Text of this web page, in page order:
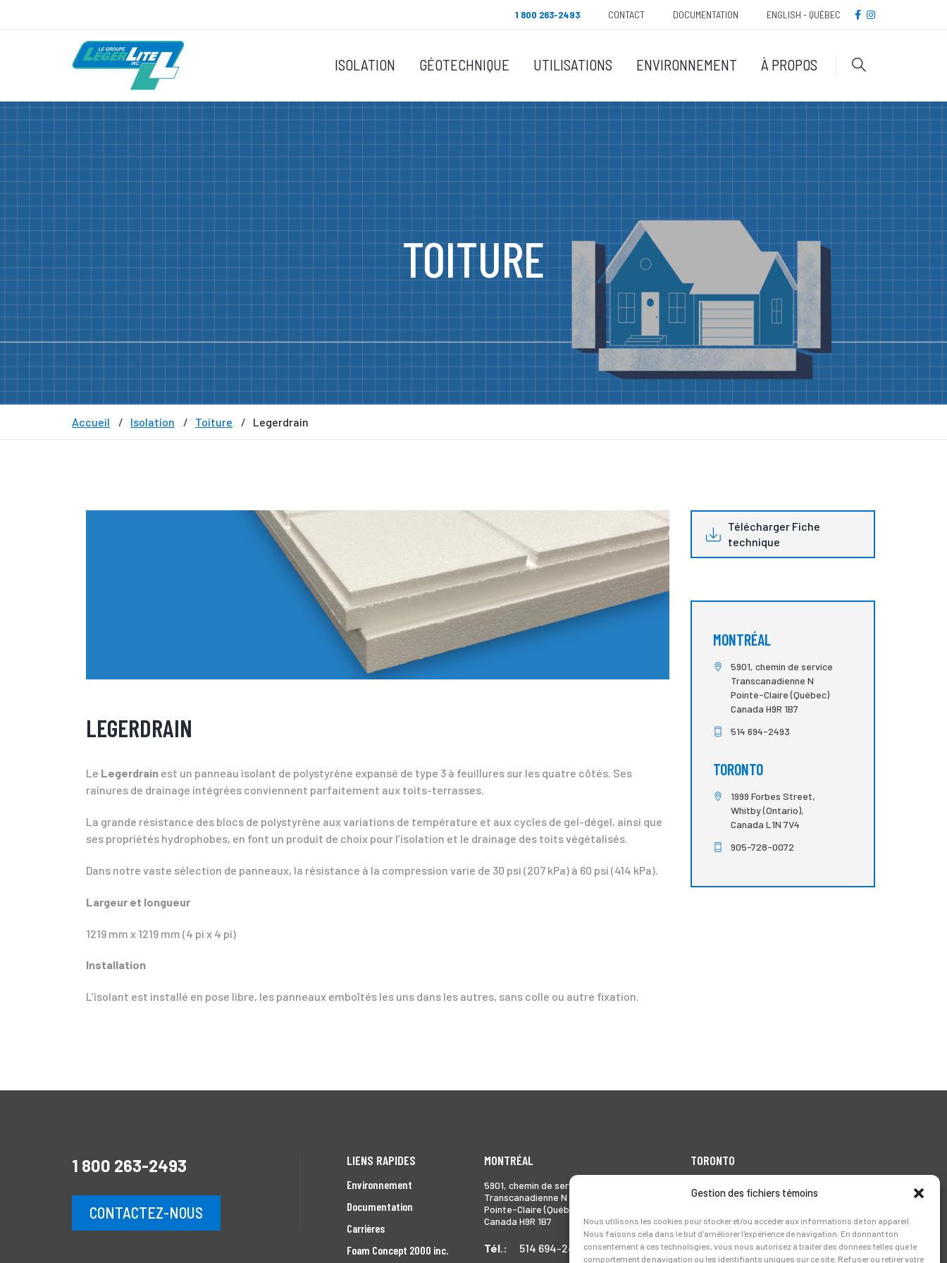
Gestion des fichiers témoins
Nous utilisons les cookies pour stocker et/ou accéder aux informations de ton appareil.
Nous faisons cela dans le but d'améliorer l'expérience de navigation. En donnant ton
consentement à ces technologies, vous nous autorisez à traiter des données telles que le
comportement de navigation ou les identifiants uniques sur ce site. Refuser ou retirer votre
Méta
1 800 263-2493 CONTACT DOCUMENTATION ENGLISH - QUÉBEC FACEBOOK
INSTAGRAM
ISOLATION GÉOTECHNIQUE UTILISATIONS ENVIRONNEMENT À PROPOS
TOITURE
Accueil Isolation Toiture Legerdrain
LEGERDRAIN
Le Legerdrain est un panneau isolant de polystyrène expansé de type 3 à feuillures sur les quatre côtés. Ses
rainures de drainage intégrées conviennent parfaitement aux toits-terrasses.
La grande résistance des blocs de polystyrène aux variations de température et aux cycles de gel-dégel, ainsi que
ses propriétés hydrophobes, en font un produit de choix pour l’isolation et le drainage des toits végétalisés.
Dans notre vaste sélection de panneaux, la résistance à la compression varie de 30 psi (207 kPa) à 60 psi (414 kPa).
Largeur et longueur
1219 mm x 1219 mm (4 pi x 4 pi)
Installation
L’isolant est installé en pose libre, les panneaux emboîtés les uns dans les autres, sans colle ou autre fixation.
Télécharger Fiche
technique
MONTRÉAL
5901, chemin de service
Transcanadienne N
Pointe-Claire (Québec)
Canada H9R 1B7
514 694-2493
TORONTO
1999 Forbes Street,
Whitby (Ontario),
Canada L1N 7V4
905-728-0072
1 800 263-2493
CONTACTEZ-NOUS
LIENS RAPIDES
Environnement
Documentation
Carrières
Foam Concept 2000 inc.
MONTRÉAL
5901, chemin de service
Transcanadienne N
Pointe-Claire (Québec)
Canada H9R 1B7
Tél.: 514 694-2493
TORONTO
Whitby (Ontario),
Tél.: 905-728-0072